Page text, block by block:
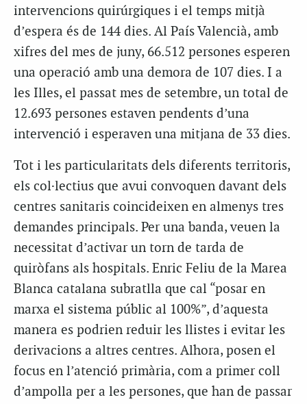
intervencions quirúrgiques i el temps mitjà
d’espera és de 144 dies. Al País Valencià, amb
xifres del mes de juny, 66.512 persones esperen
una operació amb una demora de 107 dies. I a
les Illes, el passat mes de setembre, un total de
12.693 persones estaven pendents d’una
intervenció i esperaven una mitjana de 33 dies.
Tot i les particularitats dels diferents territoris,
els col·lectius que avui convoquen davant dels
centres sanitaris coincideixen en almenys tres
demandes principals. Per una banda, veuen la
necessitat d’activar un torn de tarda de
quiròfans als hospitals. Enric Feliu de la Marea
Blanca catalana subratlla que cal “posar en
marxa el sistema públic al 100%”, d’aquesta
manera es podrien reduir les llistes i evitar les
derivacions a altres centres. Alhora, posen el
focus en l’atenció primària, com a primer coll
d’ampolla per a les persones, que han de passar